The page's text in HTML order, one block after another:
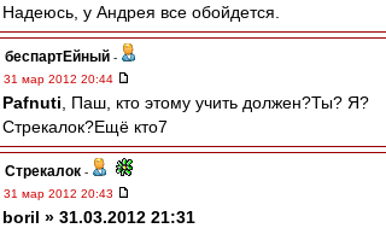
Надеюсь, у Андрея все обойдется.
беспартЕйный -
31 мар 2012 20:44
Pafnuti , Паш, кто этому учить должен?Ты? Я?
Стрекалок?Ещё кто7
Стрекалок -
31 мар 2012 20:43
boril » 31.03.2012 21:31